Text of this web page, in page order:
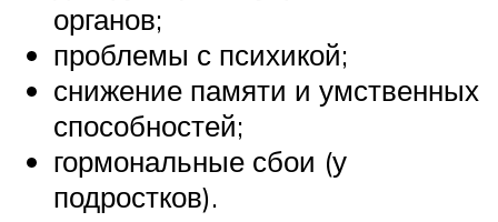
органов;
проблемы с психикой;
снижение памяти и умственных
способностей;
гормональные сбои (у
подростков).